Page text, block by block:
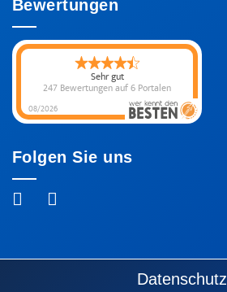
Bewertungen
Sehr gut
247 Bewertungenauf 6 Portalen
08/2026
Folgen Sie uns
Datenschutz